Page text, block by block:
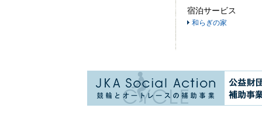
宿泊サービス
和らぎの家